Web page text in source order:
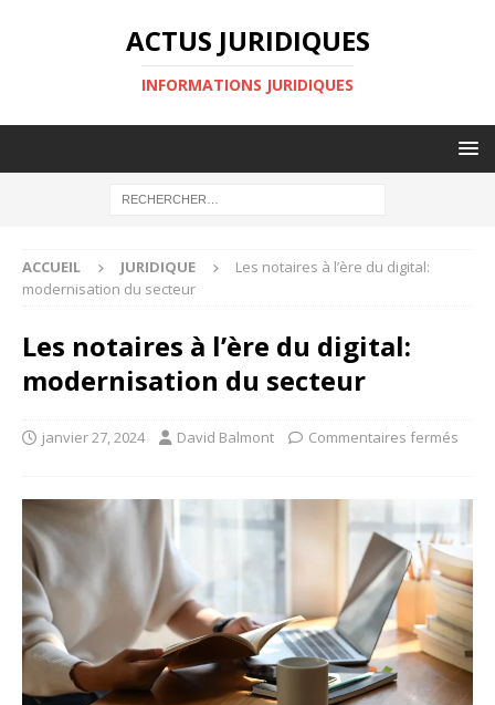
ACTUS JURIDIQUES
INFORMATIONS JURIDIQUES
ACCUEIL JURIDIQUE
Les notaires à l’ère du digital:
modernisation du secteur
Les notaires à l’ère du digital:
modernisation du secteur
janvier 27, 2024 David Balmont Commentaires fermés